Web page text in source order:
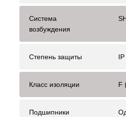
Система
возбуждения
Степень защиты
Класс изоляции F
Подшипники